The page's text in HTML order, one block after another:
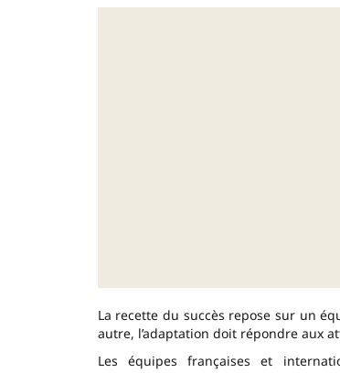
La recette du succès repose sur un
autre, l’adaptation doit répondre aux
Les équipes françaises et